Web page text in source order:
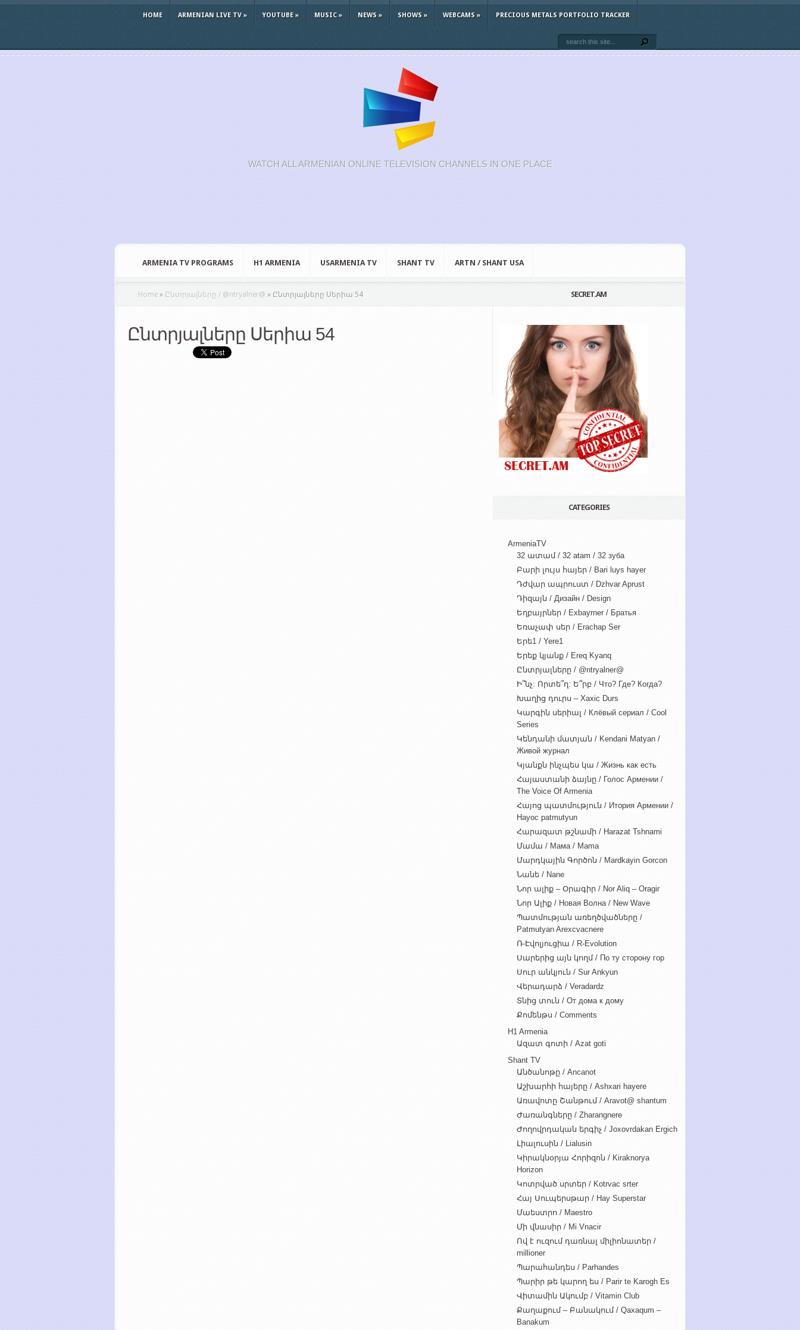
HOME ARMENIAN LIVE TV» YOUTUBE» MUSIC» NEWS » SHOWS » WEBCAMS » PRECIOUS METALS PORTFOLIO TRACKER
WATCH ALL ARMENIAN ONLINE TELEVISION CHANNELS IN ONE PLACE
ARMENIA TV PROGRAMS H1 ARMENIA USARMENIA TV SHANT TV ARTN / SHANT USA
Home » Ընտրյալները / @ntryalner@ » Ընտրյալները Սերիա 54
Ընտրյալները Սերիա 54
SECRET.AM
CATEGORIES
ArmeniaTV
32 ատամ / 32 atam / 32 зуба
Բարի լույս հայեր / Bari luys hayer
Դժվար ապրուստ / Dzhvar Aprust
Դիզայն / Дизайн / Design
Եղբայրներ / Exbayrner / Братья
Եռաչափ սեր / Erachap Ser
Երե1 / Yere1
Երեք կյանք / Ereq Kyanq
Ընտրյալները / @ntryalner@
Ի՞նչ: Որտե՞ղ: Ե՞րբ / Что? Где? Когда?
Խաղից դուրս – Xaxic Durs
Կարգին սերիալ / Клёвый сериал / Cool
Series
Կենդանի մատյան / Kendani Matyan /
Живой журнал
Կյանքն ինչպես կա / Жизнь как есть
Հայաստանի ձայնը / Голос Армении /
The Voice Of Armenia
Հայոց պատմություն / Итория Армении /
Hayoc patmutyun
Հարազատ թշնամի / Harazat Tshnami
Մամա / Мама / Mama
Մարդկային Գործոն / Mardkayin Gorcon
Նանե / Nane
Նոր ալիք – Օրագիր / Nor Aliq – Oragir
Նոր Ալիք / Новая Волна / New Wave
Պատմության առեղծվածները /
Patmutyan Arexcvacnere
Ռ-Էվոլյուցիա / R-Evolution
Սարերից այն կողմ / По ту сторону гор
Սուր անկյուն / Sur Ankyun
Վերադարձ / Veradardz
Տնից տուն / От дома к дому
Քոմենթս / Comments
H1 Armenia
Ազատ գոտի / Azat goti
Shant TV
Անծանոթը / Ancanot
Աշխարհի հայերը / Ashxari hayere
Առավոտը Շանթում / Aravot@ shantum
Ժառանգները / Zharangnere
Ժողովրդական երգիչ / Joxovrdakan Ergich
Լիալուսին / Lialusin
Կիրակնօրյա Հորիզոն / Kiraknorya
Horizon
Կոտրված սրտեր / Kotrvac srter
Հայ Սուպերսթար / Hay Superstar
Մաեստրո / Maestro
Մի վնասիր / Mi Vnacir
Ով է ուզում դառնալ միլիոնատեր /
millioner
Պարահանդես / Parhandes
Պարիր թե կարող ես / Parir te Karogh Es
Վիտամին Ակումբ / Vitamin Club
Քաղաքում – Բանակում / Qaxaqum –
Banakum